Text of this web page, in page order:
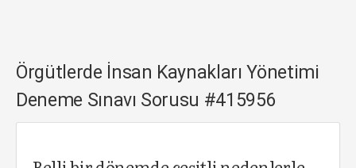
Örgütlerde İnsan Kaynakları Yönetimi
Deneme Sınavı Sorusu #415956